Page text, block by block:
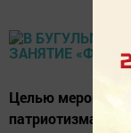
Целью
патриотизма,